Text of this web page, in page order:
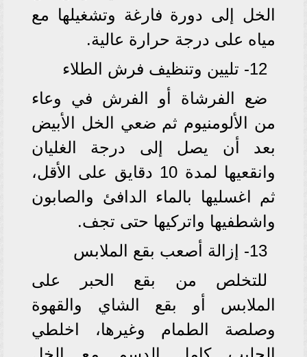
الخل إلى دورة فارغة وتشغيلها مع
مياه على درجة حرارة عالية.
12- تليين وتنظيف فرش الطلاء
ضع الفرشاة أو الفرش في وعاء
من الألومنيوم ثم ضعي الخل الأبيض
بعد أن يصل إلى درجة الغليان
وانقعيها لمدة 10 دقايق على الأقل،
ثم اغسليها بالماء الدافئ والصابون
واشطفيها واتركيها حتى تجف.
13- إزالة أصعب بقع الملابس
للتخلص من بقع الحبر على
الملابس أو بقع الشاي والقهوة
وصلصة الطمام وغيرها، اخلطي